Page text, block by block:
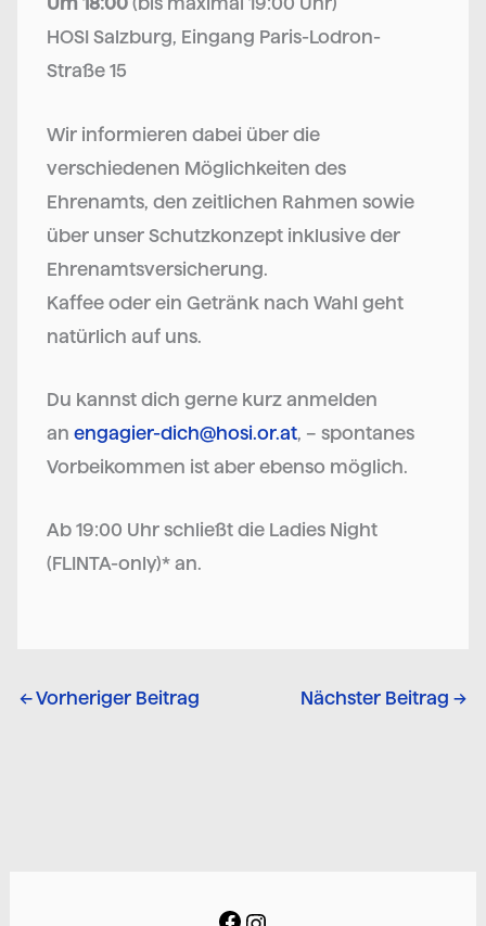
HOSI Salzburg, Eingang Paris-Lodron-
Straße 15
Wir informieren dabei über die
verschiedenen Möglichkeiten des
Ehrenamts, den zeitlichen Rahmen sowie
über unser Schutzkonzept inklusive der
Ehrenamtsversicherung.
Kaffee oder ein Getränk nach Wahl geht
natürlich auf uns.
Du kannst dich gerne kurz anmelden
anengagier-dich@hosi.or.at, – spontanes
Vorbeikommen ist aber ebenso möglich.
Ab 19:00 Uhr schließt die Ladies Night
(FLINTA-only)* an.
←Vorheriger Beitrag Nächster Beitrag →